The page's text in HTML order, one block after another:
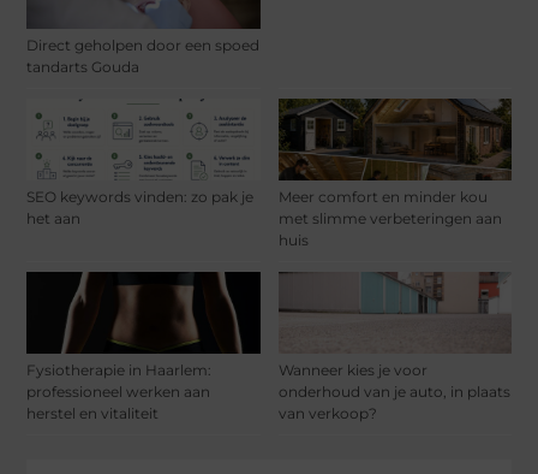
Direct geholpen door een spoed
tandarts Gouda
SEO keywords vinden: zo pak je
het aan
Meer comfort en minder kou
met slimme verbeteringen aan
huis
Fysiotherapie in Haarlem:
professioneel werken aan
herstel en vitaliteit
Wanneer kies je voor
onderhoud van je auto, in plaats
van verkoop?